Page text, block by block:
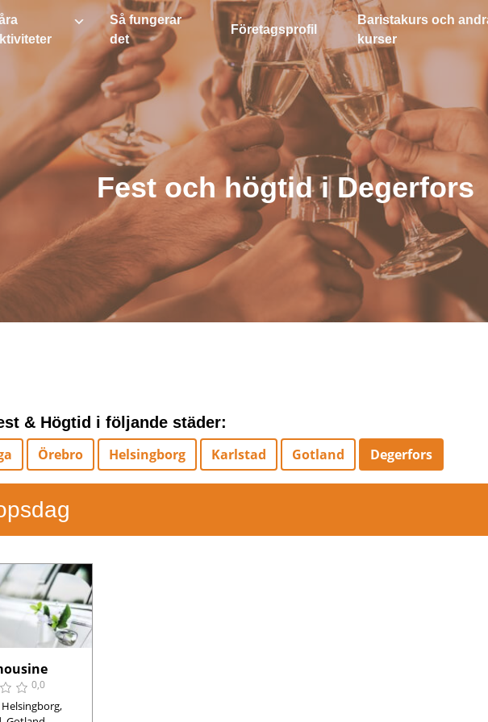
Så fungerar
det
Företagsprofil
Baristakurs och
kurser
Fest och högtid i Degerfors
& Högtid i följande städer:
Örebro Helsingborg Karlstad Gotland Degerfors
0,0